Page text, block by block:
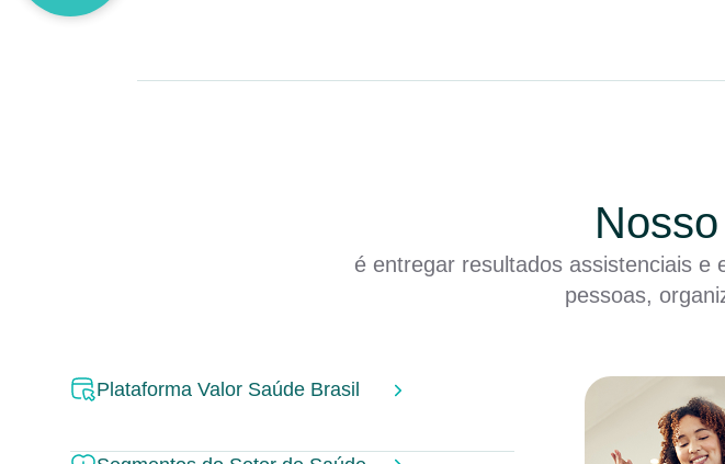
é entregar resultados assistenciais e
pessoas,
Plataforma Valor Saúde Brasil